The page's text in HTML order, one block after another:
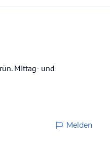
Mittag- und
Melden